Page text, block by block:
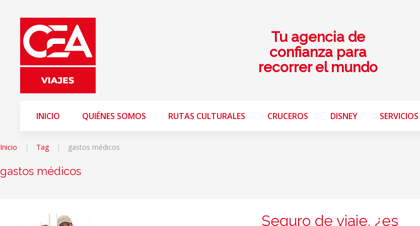
Tu agencia de
confianza para
recorrer el mundo
INICIO QUIÉNES SOMOS RUTAS CULTURALES CRUCEROS DISNEY SERVICIOS
Inicio Tag gastos médicos
gastos médicos
Seguro de viaje, ¿es